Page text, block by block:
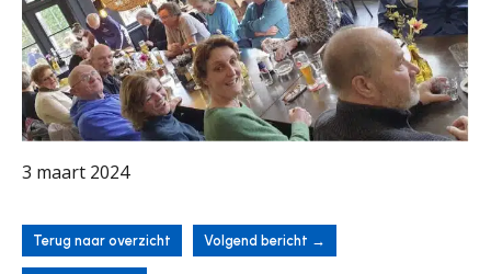
3 maart 2024
Terug naar overzicht Volgend bericht →